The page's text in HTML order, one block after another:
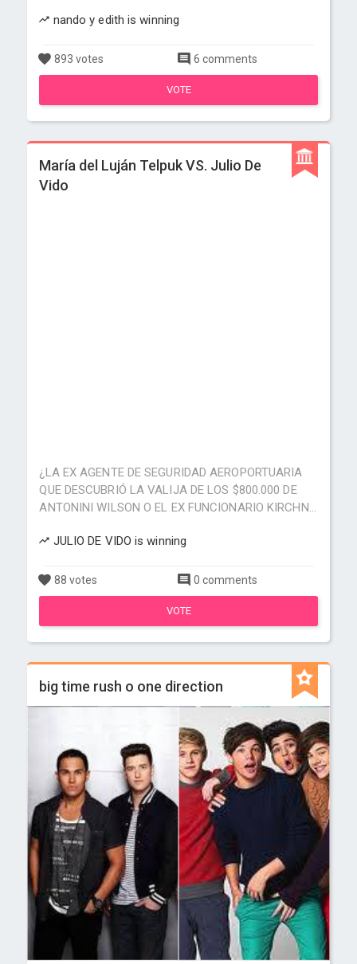
nando y edith is winning
893 votes 6 comments
VOTE
María del Luján Telpuk VS. Julio De
Vido
¿LA EX AGENTE DE SEGURIDAD AEROPORTUARIA
QUE DESCUBRIÓ LA VALIJA DE LOS $800.000 DE
ANTONINI WILSON O EL EX FUNCIONARIO KIRCHN...
JULIO DE VIDO is winning
88 votes 0 comments
VOTE
big time rush o one direction